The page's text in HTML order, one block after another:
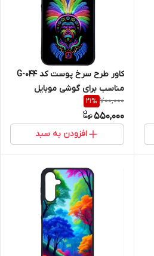
کاور طرح سرخ پوست کد G-044
مناسب برای گوشی موبایل
سامسونگ Galaxy A16 4G / A16
5G
700,000
21%
550,000
افزودن به سبد